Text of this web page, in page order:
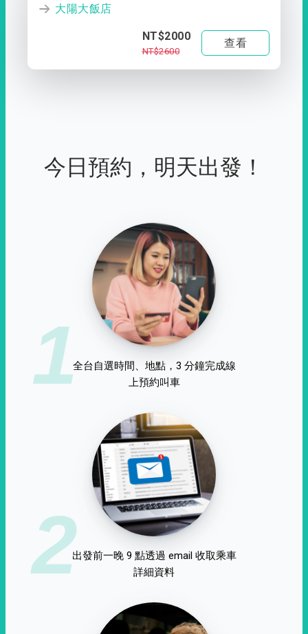
大陽大飯店
NT$2000
NT$2600
查看
今日預約，明天出發！
1全台自選時間、地點，3 分鐘完成線
上預約叫車
2出發前一晚 9 點透過 email 收取乘車
詳細資料